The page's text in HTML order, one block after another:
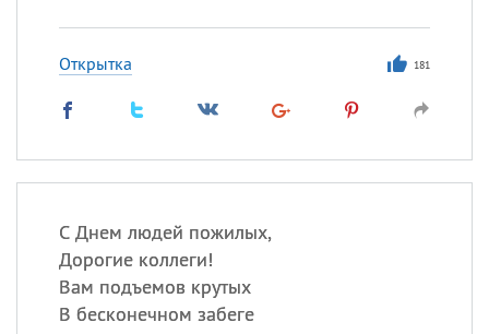
Открытка 181
С Днем людей пожилых,
Дорогие коллеги!
Вам подъемов крутых
В бесконечном забеге